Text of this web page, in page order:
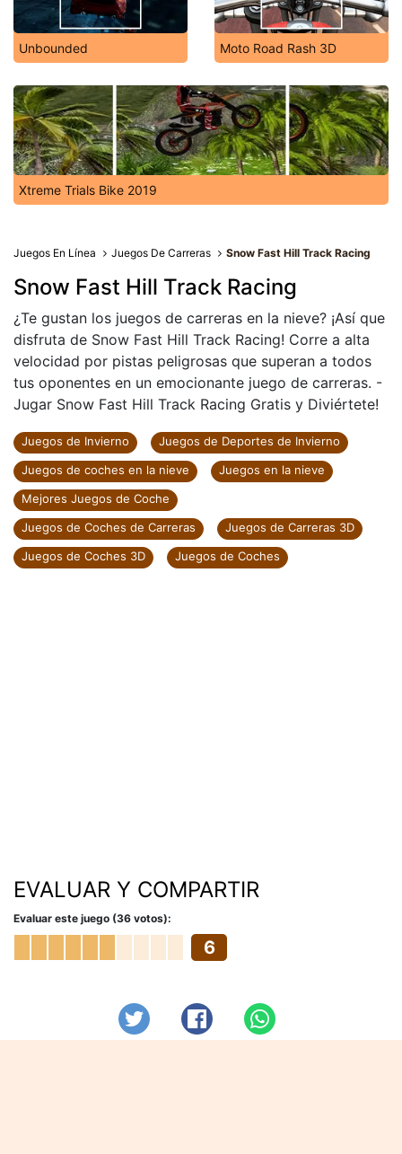
Unbounded Moto Road Rash 3D
Xtreme Trials Bike 2019
Juegos En Línea Juegos De Carreras Snow Fast Hill Track Racing
Snow Fast Hill Track Racing
¿Te gustan los juegos de carreras en la nieve? ¡Así que
disfruta de Snow Fast Hill Track Racing! Corre a alta
velocidad por pistas peligrosas que superan a todos
tus oponentes en un emocionante juego de carreras. -
Jugar Snow Fast Hill Track Racing Gratis y Diviértete!
Juegos de Invierno
Juegos de Deportes de Invierno
Juegos de coches en la nieve
Juegos en la nieve
Mejores Juegos de Coche
Juegos de Coches de Carreras
Juegos de Carreras 3D
Juegos de Coches 3D
Juegos de Coches
EVALUAR Y COMPARTIR
Evaluar este juego (36 votos):
6